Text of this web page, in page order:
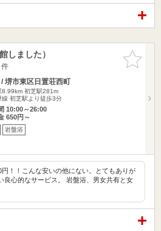
お気に入
りに追加
しました）
堺市東区日置荘西町
8.99km 初芝駅281m
線 初芝駅より徒歩3分
10:00～26:00
650円～
岩盤浴
！！こんな安いの他にない。とてもありが
良心的なサービス。 岩盤浴、男女共有と女